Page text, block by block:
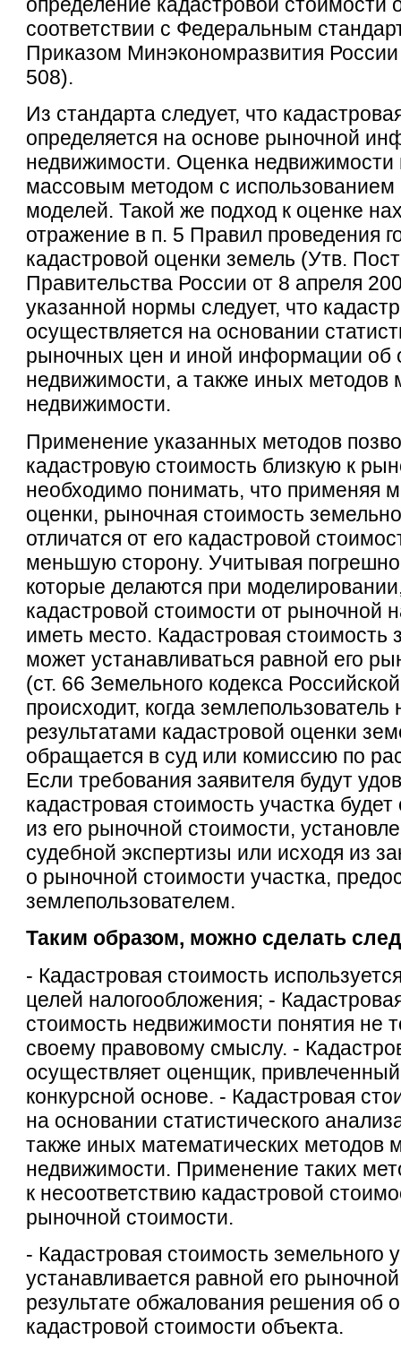
соответствии с Федеральным
Приказом Минэкономразвития
508).
Из стандарта следует, что
определяется на основе рыночной
недвижимости. Оценка недвижимости
массовым методом с использованием
моделей. Такой же подход к оценке
отражение в п. 5 Правил проведения
кадастровой оценки земель (Утв.
Правительства России от 8 апреля
указанной нормы следует, что
осуществляется на основании
рыночных цен и иной информации об
недвижимости, а также иных методов
недвижимости.
Применение указанных методов
кадастровую стоимость близкую к
необходимо понимать, что применяя
оценки, рыночная стоимость
отличатся от его кадастровой
меньшую сторону. Учитывая
которые делаются при
кадастровой стоимости от рыночной
иметь место. Кадастровая стоимость
может устанавливаться равной его
(ст. 66 Земельного кодекса
происходит, когда землепользователь
результатами кадастровой оценки
обращается в суд или комиссию по
Если требования заявителя будут
кадастровая стоимость участка
из его рыночной стоимости,
судебной экспертизы или исходя из
о рыночной стоимости участка,
землепользователем.
Таким образом, можно сделать
- Кадастровая стоимость
целей налогообложения; -
стоимость недвижимости понятия не
своему правовому смыслу. -
осуществляет оценщик,
конкурсной основе. - Кадастровая
на основании статистического
также иных математических методов
недвижимости. Применение таких
к несоответствию кадастровой
рыночной стоимости.
- Кадастровая стоимость земельного
устанавливается равной его
результате обжалования решения об
кадастровой стоимости объекта.